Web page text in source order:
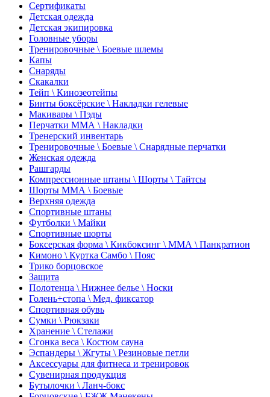
Сертификаты
Детская одежда
Детская экипировка
Головные уборы
Тренировочные \ Боевые шлемы
Капы
Снаряды
Скакалки
Тейп \ Кинозеотейпы
Бинты боксёрские \ Накладки гелевые
Макивары \ Пэды
Перчатки ММА \ Накладки
Тренерский инвентарь
Тренировочные \ Боевые \ Снарядные перчатки
Женская одежда
Рашгарды
Компрессионные штаны \ Шорты \ Тайтсы
Шорты ММА \ Боевые
Верхняя одежда
Спортивные штаны
Футболки \ Майки
Спортивные шорты
Боксерская форма \ Кикбоксинг \ ММА \ Панкратион
Кимоно \ Куртка Самбо \ Пояс
Трико борцовское
Защита
Полотенца \ Нижнее белье \ Носки
Голень+стопа \ Мед. фиксатор
Спортивная обувь
Сумки \ Рюкзаки
Хранение \ Стелажи
Сгонка веса \ Костюм сауна
Эспандеры \ Жгуты \ Резиновые петли
Аксессуары для фитнеса и тренировок
Сувенирная продукция
Бутылочки \ Ланч-бокс